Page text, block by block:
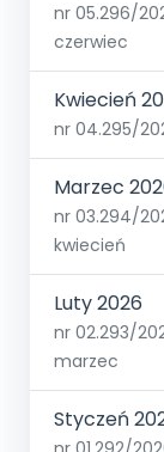
nr 05.296/
czerwiec
Kwiecień
nr 04.295/
Marzec
nr 03.294/
kwiecień
Luty 2026
nr 02.293/
marzec
Styczeń